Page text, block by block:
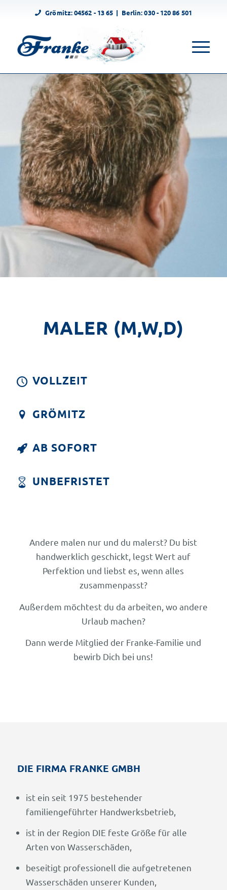
Grömitz:04562 - 13 65 | Berlin:030 - 120 86 501
MALER (M,W,D)
VOLLZEIT
GRÖMITZ
AB SOFORT
UNBEFRISTET
Andere malen nur und du malerst? Du bist
handwerklich geschickt, legst Wert auf
Perfektion und liebst es, wenn alles
zusammenpasst?
Außerdem möchtest du da arbeiten, wo andere
Urlaub machen?
Dann werde Mitglied der Franke-Familie und
bewirb Dich bei uns!
DIE FIRMA FRANKE GMBH
ist ein seit 1975 bestehender
familiengeführter Handwerksbetrieb,
ist in der Region DIE feste Größe für alle
Arten von Wasserschäden,
beseitigt professionell die aufgetretenen
Wasserschäden unserer Kunden,